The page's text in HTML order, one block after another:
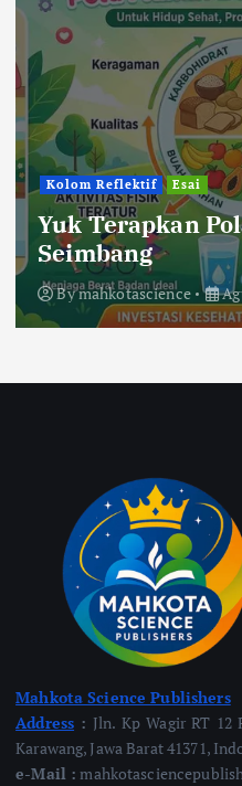
Kolom Reflektif Esai
Yuk Terapkan
Seimbang
Bymahkotascience
Mahkota Science Publishers
Address : Jln. Kp Wagir RT 12
Karawang, Jawa Barat 41371,
e-Mail :